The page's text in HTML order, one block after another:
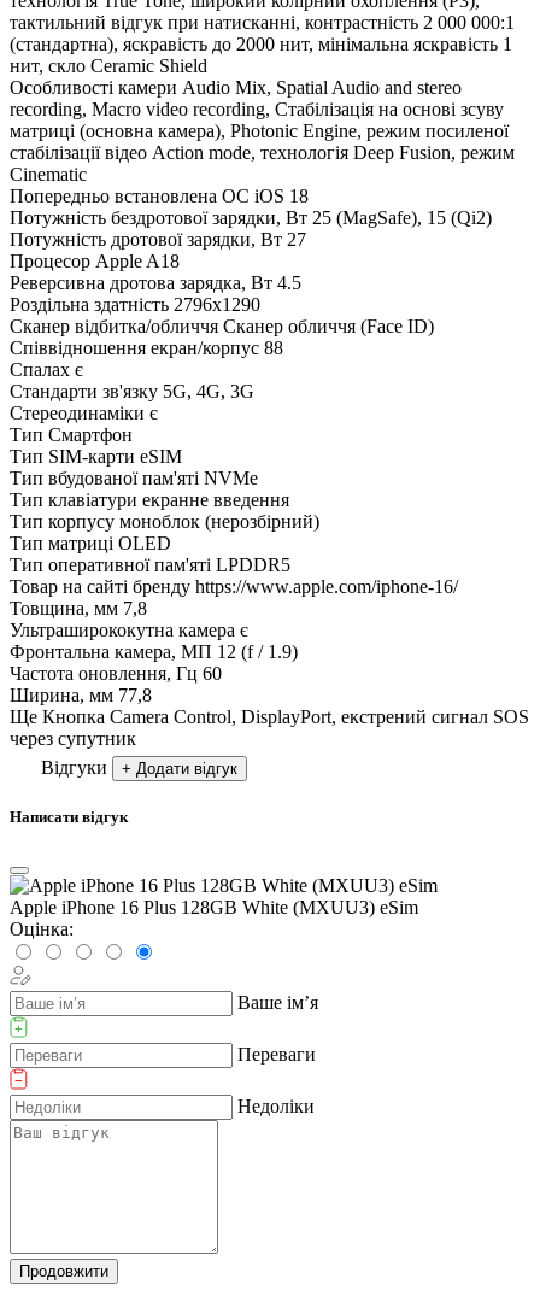
тактильний відгук при натисканні, контрастність 2 000 000:1
(стандартна), яскравість до 2000 нит, мінімальна яскравість 1
нит, скло Ceramic Shield
Особливості камери Audio Mix, Spatial Audio and stereo
recording, Macro video recording, Стабілізація на основі зсуву
матриці (основна камера), Photonic Engine, режим посиленої
стабілізації відео Action mode, технологія Deep Fusion, режим
Cinematic
Попередньо встановлена ОС iOS 18
Потужність бездротової зарядки, Вт 25 (MagSafe), 15 (Qi2)
Потужність дротової зарядки, Вт 27
Процесор Apple A18
Реверсивна дротова зарядка, Вт 4.5
Роздільна здатність 2796x1290
Сканер відбитка/обличчя Сканер обличчя (Face ID)
Співвідношення екран/корпус 88
Спалах є
Стандарти зв'язку 5G, 4G, 3G
Стереодинаміки є
Тип Смартфон
Тип SIM-карти eSIM
Тип вбудованої пам'яті NVMe
Тип клавіатури екранне введення
Тип корпусу моноблок (нерозбірний)
Тип матриці OLED
Тип оперативної пам'яті LPDDR5
Товар на сайті бренду https://www.apple.com/iphone-16/
Товщина, мм 7,8
Ультраширококутна камера є
Фронтальна камера, МП 12 (f / 1.9)
Частота оновлення, Гц 60
Ширина, мм 77,8
Ще Кнопка Camera Control, DisplayPort, екстрений сигнал SOS
через супутник
Відгуки
+ Додати відгук
Написати відгук
Apple iPhone 16 Plus 128GB White (MXUU3) eSim
Оцінка:
Ваше ім’я
Переваги
Недоліки
Продовжити